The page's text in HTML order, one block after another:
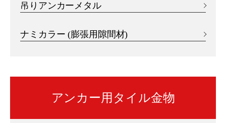
吊りアンカーメタル
ナミカラー (膨張用隙間材)
アンカー用タイル金物